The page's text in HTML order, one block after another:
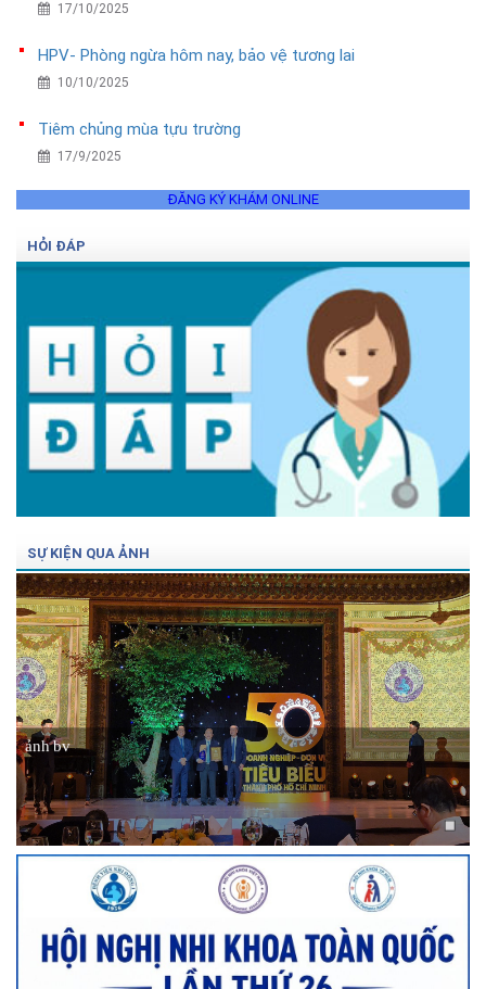
17/10/2025
HPV- Phòng ngừa hôm nay, bảo vệ tương lai
10/10/2025
Tiêm chủng mùa tựu trường
17/9/2025
ĐĂNG KÝ KHÁM ONLINE
HỎI ĐÁP
SỰ KIỆN QUA ẢNH
ảnh bv